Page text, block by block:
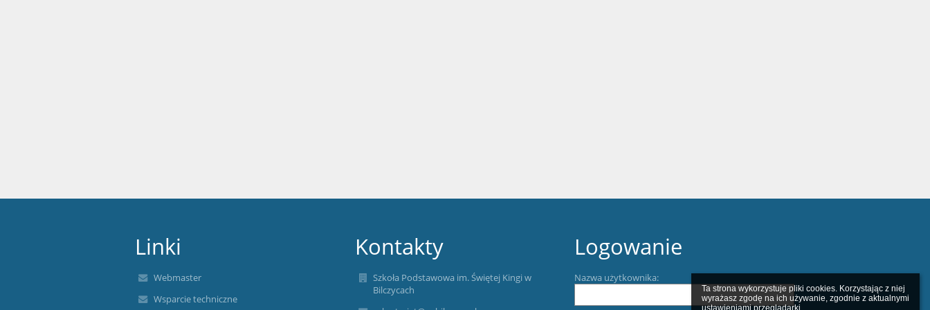
Ta strona wykorzystuje pliki cookies. Korzystając z niej
wyrażasz zgodę na ich używanie, zgodnie z aktualnymi
ustawieniami przeglądarki.
Linki
Webmaster
Wsparcie techniczne
Kontakty
Szkoła Podstawowa im. Świętej Kingi w
Bilczycach
Logowanie
Nazwa użytkownika: